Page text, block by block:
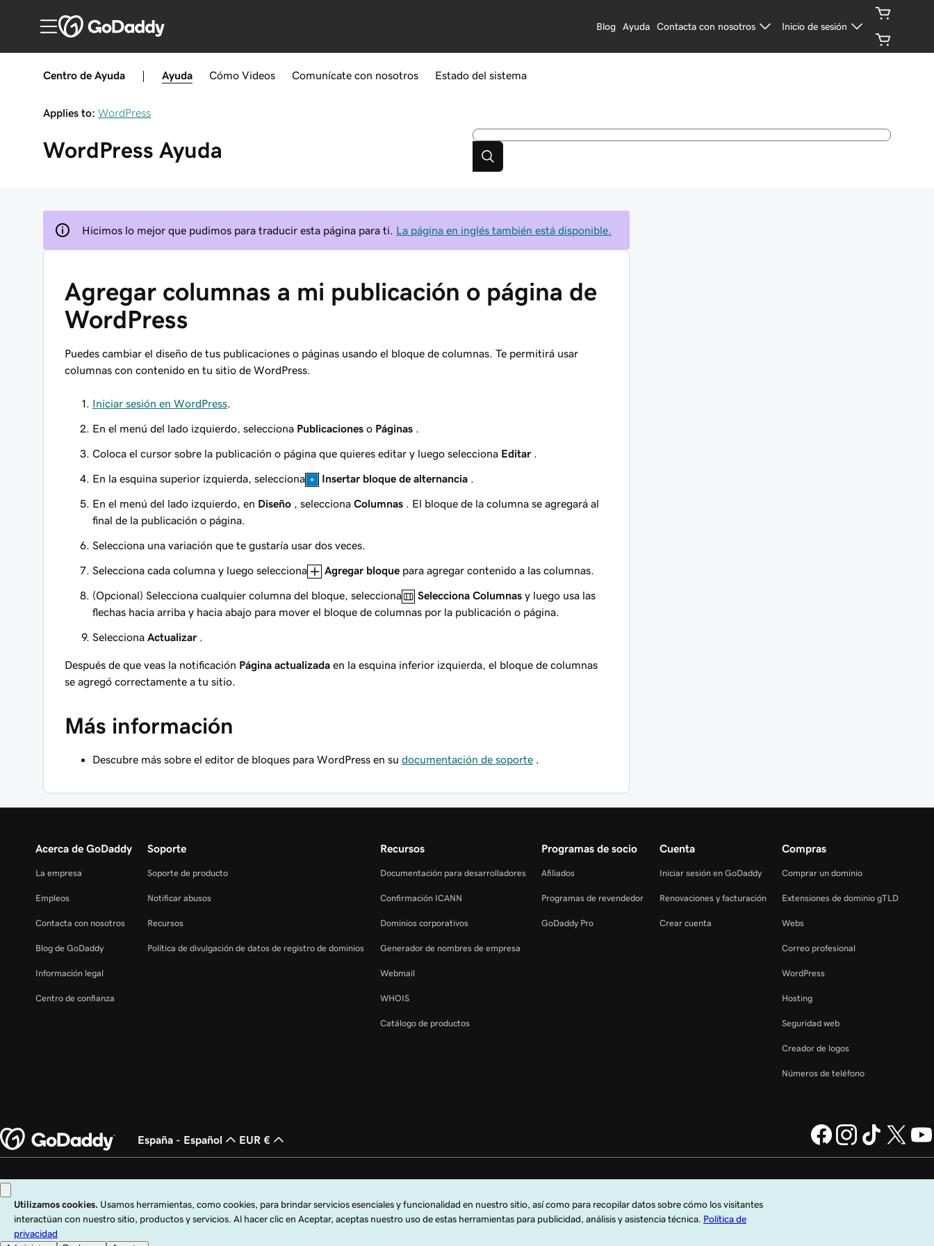
Blog Ayuda Contacta con nosotros Inicio de sesión
Centro de Ayuda Ayuda Cómo Videos Comunícate con nosotros Estado del sistema
Applies to: WordPress
WordPress Ayuda
Hicimos lo mejor que pudimos para traducir esta página para ti. La página en inglés también está disponible.
Agregar columnas a mi publicación o página de
WordPress
Puedes cambiar el diseño de tus publicaciones o páginas usando el bloque de columnas. Te permitirá usar
columnas con contenido en tu sitio de WordPress.
Iniciar sesión en WordPress
En el menú del lado izquierdo, selecciona Publicaciones o Páginas
Coloca el cursor sobre la publicación o página que quieres editar y luego selecciona Editar
En la esquina superior izquierda, selecciona Insertar bloque de alternancia
En el menú del lado izquierdo, en Diseño , selecciona Columnas . El bloque de la columna se agregará al
final de la publicación o página.
Selecciona una variación que te gustaría usar dos veces.
Selecciona cada columna y luego selecciona Agregar bloquepara agregar contenido a las columnas.
(Opcional) Selecciona cualquier columna del bloque, selecciona Selecciona Columnas y luego usa las
flechas hacia arriba y hacia abajo para mover el bloque de columnas por la publicación o página.
Selecciona Actualizar .
Después de que veas la notificación Página actualizada en la esquina inferior izquierda, el bloque de columnas
se agregó correctamente a tu sitio.
Más información
Descubre más sobre el editor de bloques para WordPress en su documentación de soporte .
Acerca de GoDaddy
La empresa
Empleos
Contacta con nosotros
Blog de GoDaddy
Información legal
Centro de confianza
Soporte
Soporte de producto
Notificar abusos
Recursos
Política de divulgación de datos de registro de dominios
Recursos
Documentación para desarrolladores
Confirmación ICANN
Dominios corporativos
Generador de nombres de empresa
Webmail
WHOIS
Catálogo de productos
Programas de socio
Afiliados
Programas de revendedor
GoDaddy Pro
Cuenta
Iniciar sesión en GoDaddy
Renovaciones y facturación
Crear cuenta
Compras
Comprar un dominio
Extensiones de dominio gTLD
Webs
Correo profesional
WordPress
Hosting
Seguridad web
Creador de logos
Números de teléfono
España - Español EUR €
Copyright © 1999 - 2026 GoDaddy Operating Company, LLC. Todos los derechos reservados. La marca denominativa GoDaddy es una marca registrada de GoDaddy Operating Company,
LLC en los EE. UU. y otros países. El logo "GO" es una marca registrada de GoDaddy.com, LLC en los EE. UU.
El uso de esta web está sujeto a las condiciones de uso indicadas. Al utilizar esta web, aceptas cumplir con nuestra Política corporativa